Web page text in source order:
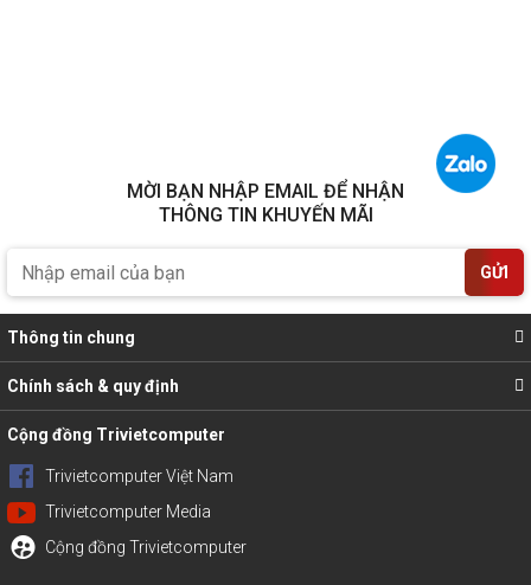
MỜI BẠN NHẬP EMAIL ĐỂ NHẬN
THÔNG TIN KHUYẾN MÃI
GỬI
Thông tin chung
Chính sách & quy định
Cộng đồng Trivietcomputer
Trivietcomputer Việt Nam
Trivietcomputer Media
Cộng đồng Trivietcomputer